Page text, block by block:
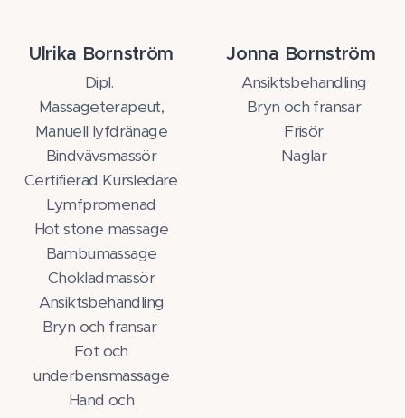
Ulrika Bornström
Dipl.
Massageterapeut,
Manuell lyfdränage
Bindvävsmassör
Certifierad Kursledare
Lymfpromenad
Hot stone massage
Bambumassage
Chokladmassör
Ansiktsbehandling
Bryn och fransar
Fot och
underbensmassage
Hand och
Jonna Bornström
Ansiktsbehandling
Bryn och fransar
Frisör
Naglar